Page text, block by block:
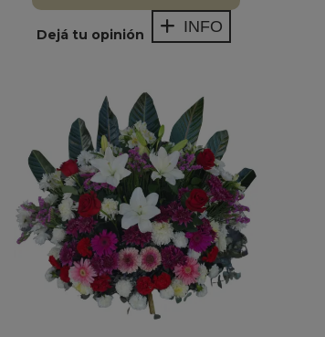
Dejá tu opinión INFO